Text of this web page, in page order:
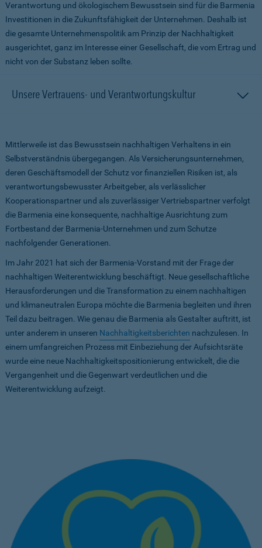
Verantwortung und ökologischem Bewusstsein sind für die Barmenia
Investitionen in die Zukunftsfähigkeit der Unternehmen. Deshalb ist
die gesamte Unternehmenspolitik am Prinzip der Nachhaltigkeit
ausgerichtet, ganz im Interesse einer Gesellschaft, die vom Ertrag und
nicht von der Substanz leben sollte.
Unsere Vertrauens- und Verantwortungskultur
Mittlerweile ist das Bewusstsein nachhaltigen Verhaltens in ein
Selbstverständnis übergegangen. Als Versicherungsunternehmen,
deren Geschäftsmodell der Schutz vor finanziellen Risiken ist, als
verantwortungsbewusster Arbeitgeber, als verlässlicher
Kooperationspartner und als zuverlässiger Vertriebspartner verfolgt
die Barmenia eine konsequente, nachhaltige Ausrichtung zum
Fortbestand der Barmenia-Unternehmen und zum Schutze
nachfolgender Generationen.
Im Jahr 2021 hat sich der Barmenia-Vorstand mit der Frage der
nachhaltigen Weiterentwicklung beschäftigt. Neue gesellschaftliche
Herausforderungen und die Transformation zu einem nachhaltigen
und klimaneutralen Europa möchte die Barmenia begleiten und ihren
Teil dazu beitragen. Wie genau die Barmenia als Gestalter auftritt, ist
unter anderem in unseren Nachhaltigkeitsberichten nachzulesen. In
einem umfangreichen Prozess mit Einbeziehung der Aufsichtsräte
wurde eine neue Nachhaltigkeitspositionierung entwickelt, die die
Vergangenheit und die Gegenwart verdeutlichen und die
Weiterentwicklung aufzeigt.